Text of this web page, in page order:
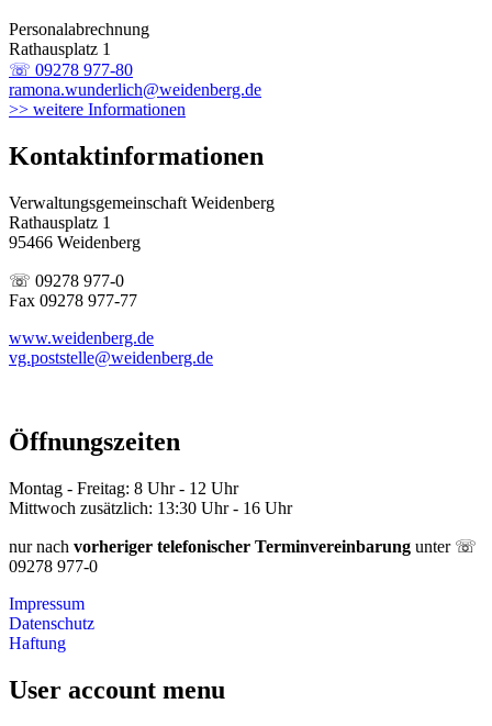
Personalabrechnung
Rathausplatz 1
☏ 09278 977-80
ramona.wunderlich@weidenberg.de
>> weitere Informationen
Kontaktinformationen
Verwaltungsgemeinschaft Weidenberg
Rathausplatz 1
95466 Weidenberg
☏ 09278 977-0
Fax 09278 977-77
www.weidenberg.de
vg.poststelle@weidenberg.de
Öffnungszeiten
Montag - Freitag: 8 Uhr - 12 Uhr
Mittwoch zusätzlich: 13:30 Uhr - 16 Uhr
nur nach vorheriger telefonischer Terminvereinbarung unter ☏
09278 977-0
Impressum
Datenschutz
Haftung
User account menu